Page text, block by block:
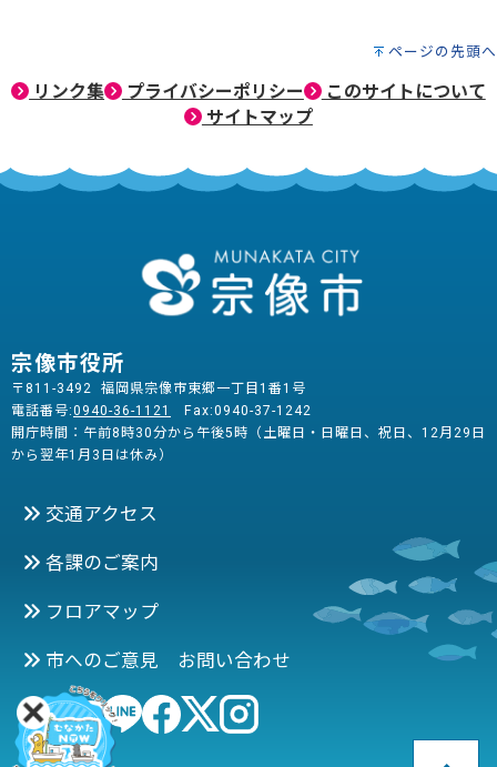
ページの先頭へ
リンク集 プライバシーポリシー
このサイトについて
サイトマップ
宗像市役所
〒811-3492 福岡県宗像市東郷一丁目1番1号
電話番号:0940-36-1121
Fax:0940-37-1242
開庁時間：午前8時30分から午後5時（土曜日・日曜日、祝日、12月29日
から翌年1月3日は休み）
交通アクセス
各課のご案内
フロアマップ
市へのご意見 お問い合わせ